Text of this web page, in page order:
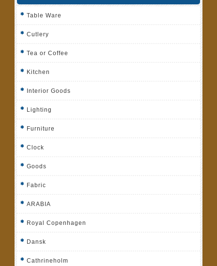
Table Ware
Cutlery
Tea or Coffee
Kitchen
Interior Goods
Lighting
Furniture
Clock
Goods
Fabric
ARABIA
Royal Copenhagen
Dansk
Cathrineholm